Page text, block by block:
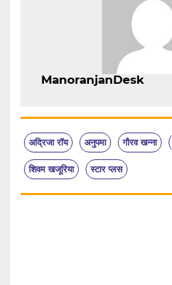
ManoranjanDesk
अद्रिजा रॉय अनुपमा गौरव खन्ना
शिवम खजूरिया स्टार प्लस